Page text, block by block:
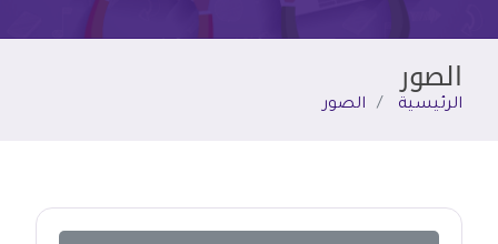
الصور
الرئيسية الصور